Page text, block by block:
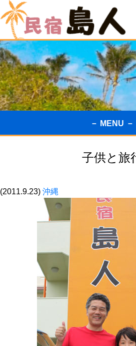
－ MENU －
子供と旅
(2011.9.23) 沖縄